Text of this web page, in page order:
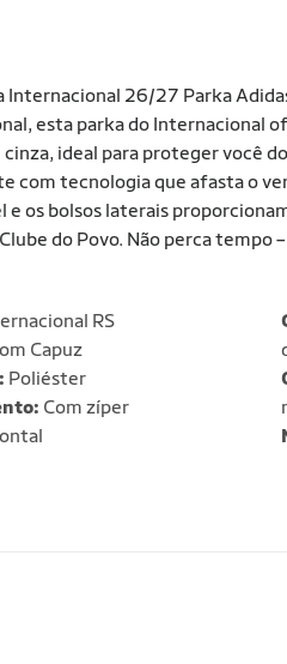
26/27 Parka
esta parka do Internacional
ideal para proteger você
com tecnologia que afasta o
os bolsos laterais
do Povo. Não perca tempo
RS
Capuz
Poliéster
Com zíper